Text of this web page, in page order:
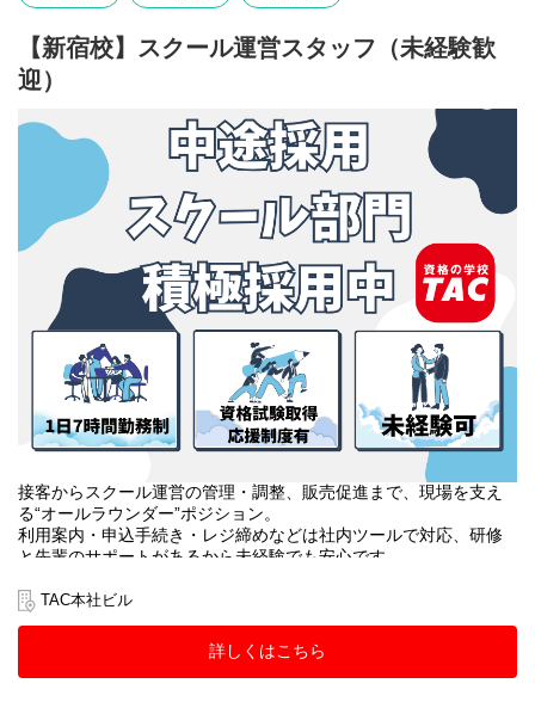
【新宿校】スクール運営スタッフ（未経験歓
迎）
接客からスクール運営の管理・調整、販売促進まで、現場を支え
る“オールラウンダー”ポジション。
利用案内・申込手続き・レジ締めなどは社内ツールで対応、研修
と先輩のサポートがあるから未経験でも安心です。
に加え、SNS運用や大学への提案、受講相談まで幅広く挑戦でき
ます。
TAC本社ビル
詳しくはこちら